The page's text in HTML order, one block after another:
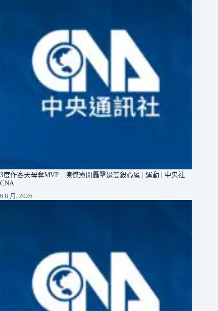
3度作客天母奪MVP 陳傑憲開轟擊退雙殺心魔 | 運動 | 中央社
CNA
6 8 月, 2026